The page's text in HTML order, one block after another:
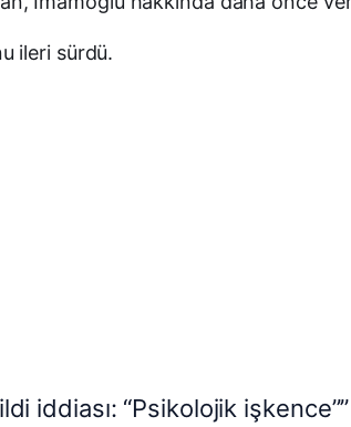
ileri sürdü.
iddiası: “Psikolojik